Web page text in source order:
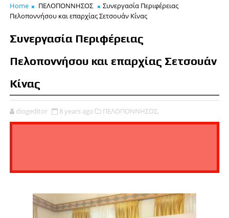
Home ΠΕΛΟΠΟΝΝΗΣΟΣ
Συνεργασία Περιφέρειας
Πελοποννήσου και επαρχίας Σετσουάν Κίνας
Συνεργασία Περιφέρειας
Πελοποννήσου και επαρχίας Σετσουάν
Κίνας
diogeditor 8 years ago ΠΕΛΟΠΟΝΝΗΣΟΣ,